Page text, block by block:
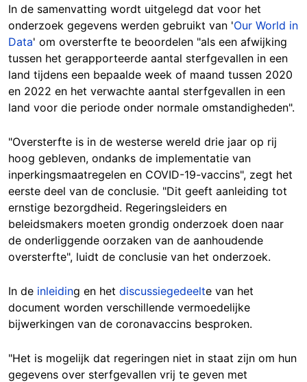
In de samenvatting wordt uitgelegd dat voor het
onderzoek gegevens werden gebruikt van 'Our World in
Data' om oversterfte te beoordelen "als een afwijking
tussen het gerapporteerde aantal sterfgevallen in een
land tijdens een bepaalde week of maand tussen 2020
en 2022 en het verwachte aantal sterfgevallen in een
land voor die periode onder normale omstandigheden".
"Oversterfte is in de westerse wereld drie jaar op rij
hoog gebleven, ondanks de implementatie van
inperkingsmaatregelen en COVID-19-vaccins", zegt het
eerste deel van de conclusie. "Dit geeft aanleiding tot
ernstige bezorgdheid. Regeringsleiders en
beleidsmakers moeten grondig onderzoek doen naar
de onderliggende oorzaken van de aanhoudende
oversterfte", luidt de conclusie van het onderzoek.
In de inleiding en het discussiegedeelte van het
document worden verschillende vermoedelijke
bijwerkingen van de coronavaccins besproken.
"Het is mogelijk dat regeringen niet in staat zijn om hun
gegevens over sterfgevallen vrij te geven met